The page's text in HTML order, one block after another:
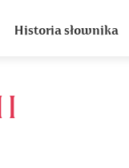
Historia słownika